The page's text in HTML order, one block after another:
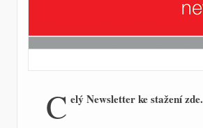
C elý Newsletter ke stažení zde.